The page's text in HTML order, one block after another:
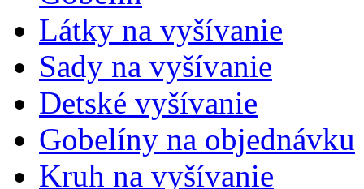
Látky na vyšívanie
Sady na vyšívanie
Detské vyšívanie
Gobelíny na objednávku
Kruh na vyšívanie